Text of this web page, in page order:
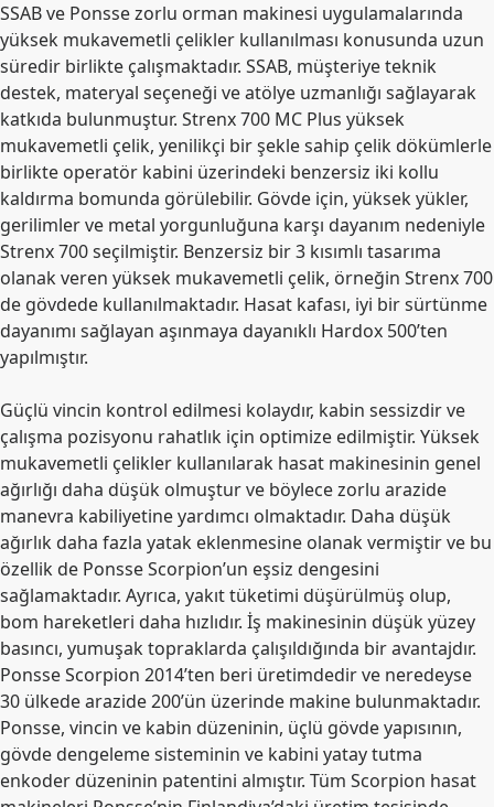
SSAB ve Ponsse zorlu orman makinesi uygulamalarında
yüksek mukavemetli çelikler kullanılması konusunda uzun
süredir birlikte çalışmaktadır. SSAB, müşteriye teknik
destek, materyal seçeneği ve atölye uzmanlığı sağlayarak
katkıda bulunmuştur. Strenx 700 MC Plus yüksek
mukavemetli çelik, yenilikçi bir şekle sahip çelik dökümlerle
birlikte operatör kabini üzerindeki benzersiz iki kollu
kaldırma bomunda görülebilir. Gövde için, yüksek yükler,
gerilimler ve metal yorgunluğuna karşı dayanım nedeniyle
Strenx 700 seçilmiştir. Benzersiz bir 3 kısımlı tasarıma
olanak veren yüksek mukavemetli çelik, örneğin Strenx 700
de gövdede kullanılmaktadır. Hasat kafası, iyi bir sürtünme
dayanımı sağlayan aşınmaya dayanıklı Hardox 500’ten
yapılmıştır.
Güçlü vincin kontrol edilmesi kolaydır, kabin sessizdir ve
çalışma pozisyonu rahatlık için optimize edilmiştir. Yüksek
mukavemetli çelikler kullanılarak hasat makinesinin genel
ağırlığı daha düşük olmuştur ve böylece zorlu arazide
manevra kabiliyetine yardımcı olmaktadır. Daha düşük
ağırlık daha fazla yatak eklenmesine olanak vermiştir ve bu
özellik de Ponsse Scorpion’un eşsiz dengesini
sağlamaktadır. Ayrıca, yakıt tüketimi düşürülmüş olup,
bom hareketleri daha hızlıdır. İş makinesinin düşük yüzey
basıncı, yumuşak topraklarda çalışıldığında bir avantajdır.
Ponsse Scorpion 2014’ten beri üretimdedir ve neredeyse
30 ülkede arazide 200’ün üzerinde makine bulunmaktadır.
Ponsse, vincin ve kabin düzeninin, üçlü gövde yapısının,
gövde dengeleme sisteminin ve kabini yatay tutma
enkoder düzeninin patentini almıştır. Tüm Scorpion hasat